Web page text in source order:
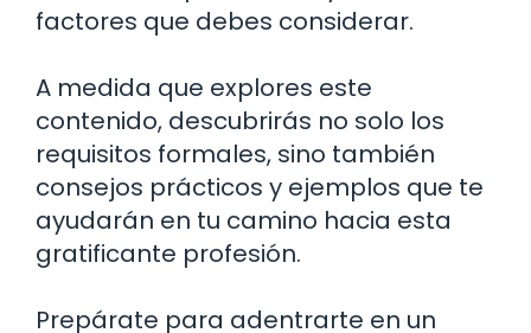
factores que debes considerar.
A medida que explores este
contenido, descubrirás no solo los
requisitos formales, sino también
consejos prácticos y ejemplos que te
ayudarán en tu camino hacia esta
gratificante profesión.
Prepárate para adentrarte en un